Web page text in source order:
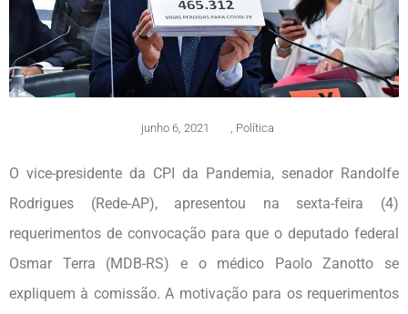
junho 6, 2021 , Política
O vice-presidente da CPI da Pandemia, senador Randolfe
Rodrigues (Rede-AP), apresentou na sexta-feira (4)
requerimentos de convocação para que o deputado federal
Osmar Terra (MDB-RS) e o médico Paolo Zanotto se
expliquem à comissão. A motivação para os requerimentos